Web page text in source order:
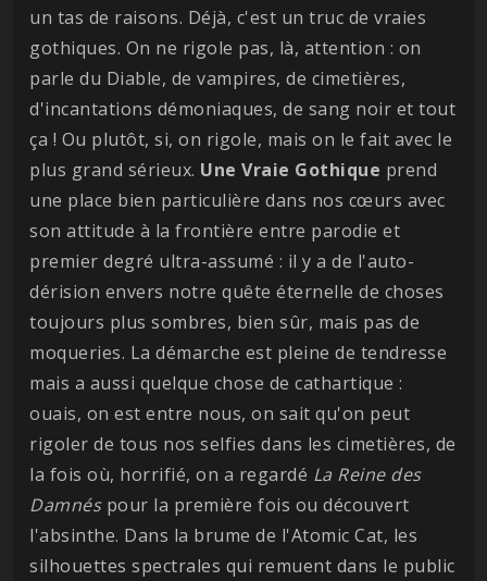
un tas de raisons. Déjà, c'est un truc de vraies
gothiques. On ne rigole pas, là, attention : on
parle du Diable, de vampires, de cimetières,
d'incantations démoniaques, de sang noir et tout
ça ! Ou plutôt, si, on rigole, mais on le fait avec le
plus grand sérieux. Une Vraie Gothique prend
une place bien particulière dans nos cœurs avec
son attitude à la frontière entre parodie et
premier degré ultra-assumé : il y a de l'auto-
dérision envers notre quête éternelle de choses
toujours plus sombres, bien sûr, mais pas de
moqueries. La démarche est pleine de tendresse
mais a aussi quelque chose de cathartique :
ouais, on est entre nous, on sait qu'on peut
rigoler de tous nos selfies dans les cimetières, de
la fois où, horrifié, on a regardé La Reine des
Damnéspour la première fois ou découvert
l'absinthe. Dans la brume de l'Atomic Cat, les
silhouettes spectrales qui remuent dans le public